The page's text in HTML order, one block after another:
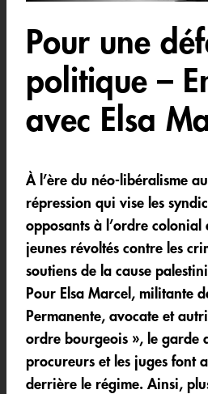
Pour une
politique –
avec Elsa
À l’ère du néo-libéralisme
répression qui vise les
opposants à l’ordre colonial
jeunes révoltés contre les
soutiens de la cause
Pour Elsa Marcel, militante
Permanente, avocate et
ordre bourgeois », le garde
procureurs et les juges font
derrière le régime. Ainsi,